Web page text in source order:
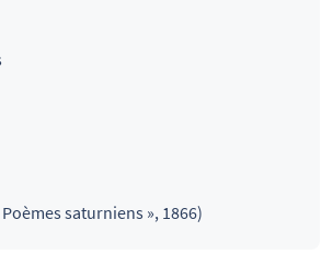
saturniens », 1866)